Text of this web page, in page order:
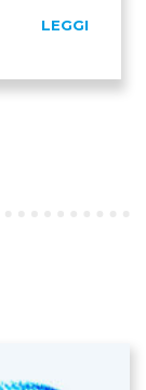
LEGGI